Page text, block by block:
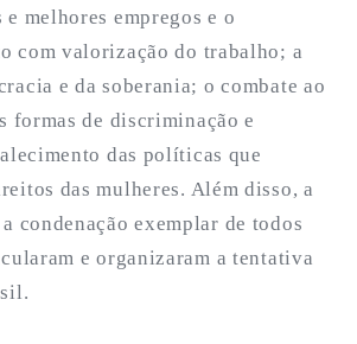
e melhores empregos e o
com valorização do trabalho; a
e da soberania; o combate ao
formas de discriminação e
das políticas que
das mulheres. Além disso, a
condenação exemplar de todos
e organizaram a tentativa